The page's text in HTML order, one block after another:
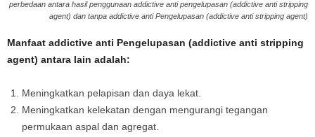
perbedaan antara hasil penggunaan addictive anti pengelupasan (addictive anti stripping
agent) dan tanpa addictive anti Pengelupasan (addictive anti stripping agent)
Manfaat addictive anti Pengelupasan (addictive anti stripping
agent) antara lain adalah:
Meningkatkan pelapisan dan daya lekat.
Meningkatkan kelekatan dengan mengurangi tegangan
permukaan aspal dan agregat.